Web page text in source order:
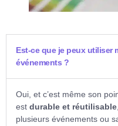
Est-ce que je peux utiliser
événements ?
Oui, et c’est même son
est durable et réutilisable
plusieurs événements ou